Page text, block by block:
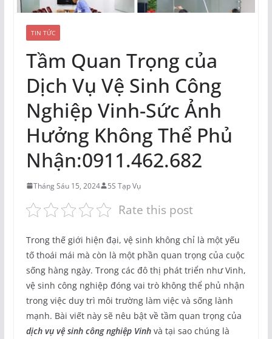
TIN TỨC
Tầm Quan Trọng của
Dịch Vụ Vệ Sinh Công
Nghiệp Vinh-Sức Ảnh
Hưởng Không Thể Phủ
Nhận:0911.462.682
Tháng Sáu 15, 2024 5S Tạp Vụ
Rate this post
Trong thế giới hiện đại, vệ sinh không chỉ là một yếu
tố thoái mái mà còn là một phần quan trọng của cuộc
sống hàng ngày. Trong các đô thị phát triển như Vinh,
vệ sinh công nghiệp đóng vai trò không thể phủ nhận
trong việc duy trì môi trường làm việc và sống lành
mạnh. Bài viết này sẽ nêu bật về tầm quan trọng của
dịch vụ vệ sinh công nghiệp Vinhvà tại sao chúng là